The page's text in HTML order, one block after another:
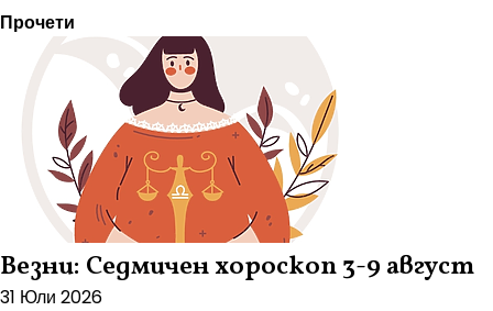
Прочети
Везни: Седмичен хороскоп 3-9 август
31 Юли 2026